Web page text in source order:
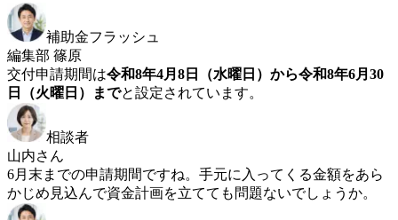
補助金フラッシュ
編集部 篠原
交付申請期間は令和8年4月8日（水曜日）から令和8年6月30
日（火曜日）までと設定されています。
相談者
山内さん
6月末までの申請期間ですね。手元に入ってくる金額をあら
かじめ見込んで資金計画を立てても問題ないでしょうか。